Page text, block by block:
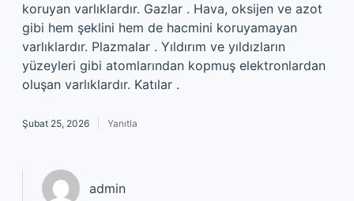
koruyan varlıklardır. Gazlar . Hava, oksijen ve azot
gibi hem şeklini hem de hacmini koruyamayan
varlıklardır. Plazmalar . Yıldırım ve yıldızların
yüzeyleri gibi atomlarından kopmuş elektronlardan
oluşan varlıklardır. Katılar .
Şubat 25, 2026 Yanıtla
admin